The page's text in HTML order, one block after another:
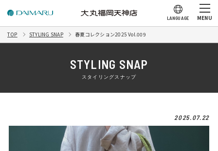
LANGUAGE MENU
TOP STYLING SNAP 春夏コレクション2025 Vol.009
STYLING SNAP
スタイリングスナップ
2025.07.22